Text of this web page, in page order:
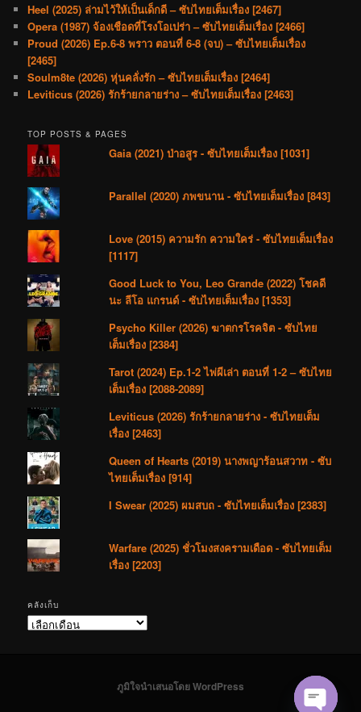
Heel (2025) ล่ามไว้ให้เป็นเด็กดี – ซับไทยเต็มเรื่อง [2467]
Opera (1987) จ้องเชือดที่โรงโอเปร่า – ซับไทยเต็มเรื่อง [2466]
Proud (2026) Ep.6-8 พราว ตอนที่ 6-8 (จบ) – ซับไทยเต็มเรื่อง
[2465]
Soulm8te (2026) หุ่นคลั่งรัก – ซับไทยเต็มเรื่อง [2464]
Leviticus (2026) รักร้ายกลายร่าง – ซับไทยเต็มเรื่อง [2463]
TOP POSTS & PAGES
Gaia (2021) ป่าอสูร - ซับไทยเต็มเรื่อง [1031]
Parallel (2020) ภพขนาน - ซับไทยเต็มเรื่อง [843]
Love (2015) ความรัก ความใคร่ - ซับไทยเต็มเรื่อง
[1117]
Good Luck to You, Leo Grande (2022) โชคดี
นะ ลีโอ แกรนด์ - ซับไทยเต็มเรื่อง [1353]
Psycho Killer (2026) ฆาตกรโรคจิต - ซับไทย
เต็มเรื่อง [2384]
Tarot (2024) Ep.1-2 ไพ่ผีเล่า ตอนที่ 1-2 – ซับไทย
เต็มเรื่อง [2088-2089]
Leviticus (2026) รักร้ายกลายร่าง - ซับไทยเต็ม
เรื่อง [2463]
Queen of Hearts (2019) นางพญาร้อนสวาท - ซับ
ไทยเต็มเรื่อง [914]
I Swear (2025) ผมสบถ - ซับไทยเต็มเรื่อง [2383]
Warfare (2025) ชั่วโมงสงครามเดือด - ซับไทยเต็ม
เรื่อง [2203]
คลังเก็บ
คลัง
ภูมิใจนำเสนอโดย WordPress